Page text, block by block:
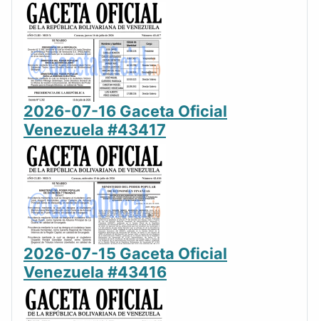
2026-07-16 Gaceta Oficial
Venezuela #43417
2026-07-15 Gaceta Oficial
Venezuela #43416